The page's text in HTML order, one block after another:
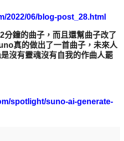
2022/06/blog-post_28.html
鐘的曲子，而且還幫曲子改了
真的做出了一首曲子，未來人
沒有靈魂沒有自我的作曲人罷
spotlight/suno-ai-generate-